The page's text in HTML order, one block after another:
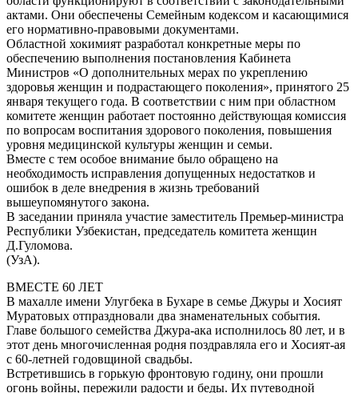
актами. Они обеспечены Семейным кодексом и касающимися
его нормативно-правовыми документами.
Областной хокимият разработал конкретные меры по
обеспечению выполнения постановления Кабинета
Министров «О дополнительных мерах по укреплению
здоровья женщин и подрастающего поколения», принятого 25
января текущего года. В соответствии с ним при областном
комитете женщин работает постоянно действующая комиссия
по вопросам воспитания здорового поколения, повышения
уровня медицинской культуры женщин и семьи.
Вместе с тем особое внимание было обращено на
необходимость исправления допущенных недостатков и
ошибок в деле внедрения в жизнь требований
вышеупомянутого закона.
В заседании приняла участие заместитель Премьер-министра
Республики Узбекистан, председатель комитета женщин
Д.Гуломова.
(УзА).
ВМЕСТЕ 60 ЛЕТ
В махалле имени Улугбека в Бухаре в семье Джуры и Хосият
Муратовых отпраздновали два знаменательных события.
Главе большого семейства Джура-ака исполнилось 80 лет, и в
этот день многочисленная родня поздравляла его и Хосият-ая
с 60-летней годовщиной свадьбы.
Встретившись в горькую фронтовую годину, они прошли
огонь войны, пережили радости и беды. Их путеводной